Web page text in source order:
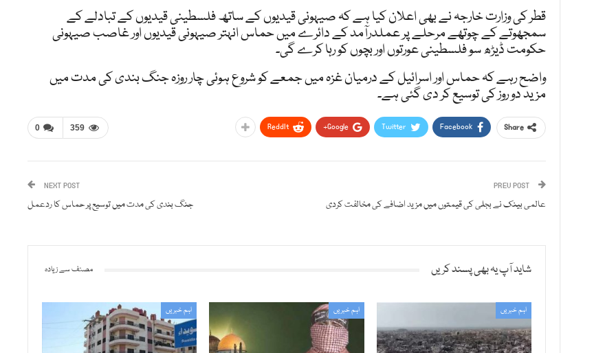
قطر کی وزارت خارجہ نے بھی اعلان کیا ہے کہ صیہونی قیدیوں کے ساتھ فلسطینی قیدیوں کے تبادلے کے
سمجھوتے کے چوتھے مرحلے پر عملدرآمد کے دائرے میں حماس انہتر صیہونی قیدیوں اور غاصب صیہونی
حکومت ڈیڑھ سو فلسطینی عورتوں اور بچوں کو رہا کرے گی۔
واضح رہے کہ حماس اور اسرائیل کے درمیان غزہ میں جمعے کو شروع ہوئی چار روزہ جنگ بندی کی مدت میں
مزید دو روز کی توسیع کر دی گئی ہے۔
0 359 Share
Facebook
Twitter
Google+
ReddIt
عالمی بینک نے بجلی کی قیمتوں میں مزید اضافے کی مخالفت کردی
NEXT POST
جنگ بندی کی مدت میں توسیع پر حماس کا ردعمل
شاید آپ یہ بھی پسند کریں مصنف سے زیادہ
اہم خبریں اہم خبریں اہم خبریں